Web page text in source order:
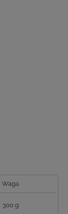
Waga
300 g